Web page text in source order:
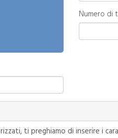
Numero di
ti preghiamo di inserire i